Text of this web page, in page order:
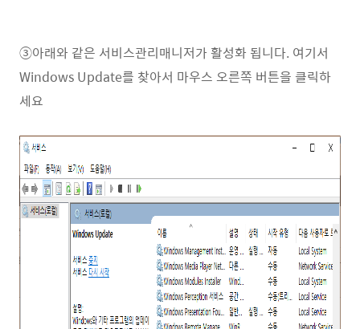
③아래와 같은 서비스관리매니저가 활성화 됩니다. 여기서
Windows Update를 찾아서 마우스 오른쪽 버튼을 클릭하
세요